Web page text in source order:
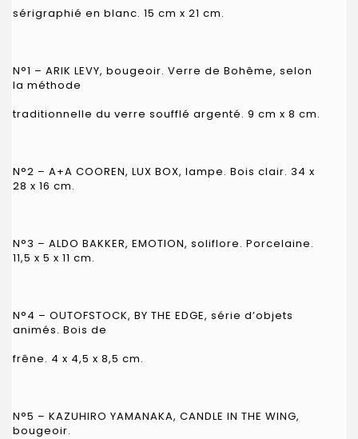
sérigraphié en blanc. 15 cm x 21 cm.
N°1 – ARIK LEVY, bougeoir. Verre de Bohême, selon
la méthode
traditionnelle du verre soufflé argenté. 9 cm x 8 cm.
N°2 – A+A COOREN, LUX BOX, lampe. Bois clair. 34 x
28 x 16 cm.
N°3 – ALDO BAKKER, EMOTION, soliflore. Porcelaine.
11,5 x 5 x 11 cm.
N°4 – OUTOFSTOCK, BY THE EDGE, série d’objets
animés. Bois de
frêne. 4 x 4,5 x 8,5 cm.
N°5 – KAZUHIRO YAMANAKA, CANDLE IN THE WING,
bougeoir.